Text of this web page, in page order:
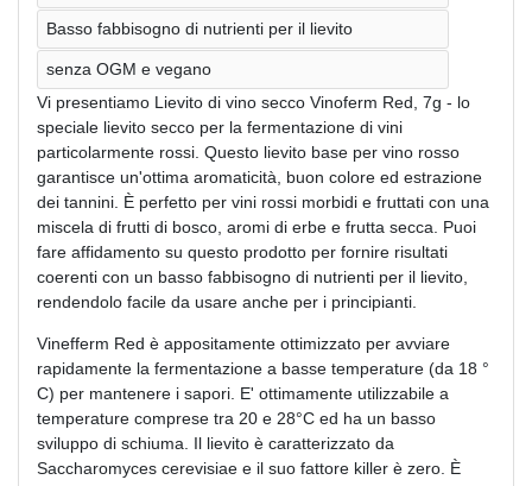
Basso fabbisogno di nutrienti per il lievito
senza OGM e vegano
Vi presentiamo Lievito di vino secco Vinoferm Red, 7g - lo
speciale lievito secco per la fermentazione di vini
particolarmente rossi. Questo lievito base per vino rosso
garantisce un'ottima aromaticità, buon colore ed estrazione
dei tannini. È perfetto per vini rossi morbidi e fruttati con una
miscela di frutti di bosco, aromi di erbe e frutta secca. Puoi
fare affidamento su questo prodotto per fornire risultati
coerenti con un basso fabbisogno di nutrienti per il lievito,
rendendolo facile da usare anche per i principianti.
Vinefferm Red è appositamente ottimizzato per avviare
rapidamente la fermentazione a basse temperature (da 18 °
C) per mantenere i sapori. E' ottimamente utilizzabile a
temperature comprese tra 20 e 28°C ed ha un basso
sviluppo di schiuma. Il lievito è caratterizzato da
Saccharomyces cerevisiae e il suo fattore killer è zero. È